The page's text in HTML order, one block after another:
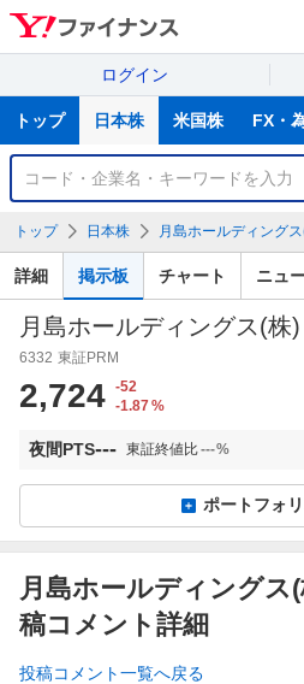
ログイン
サ
トップ 日本株 米国株 FX・
銘
検
索
トップ 日本株 月島ホールディングス
詳細 掲示板 チャート ニュ
月島ホールディングス(株)
6332 東証PRM
2,724 -52
-1.87%
夜間PTS--- 東証終値比---%
ポートフォ
月島ホールディングス
稿コメント詳細
投稿コメント一覧へ戻る